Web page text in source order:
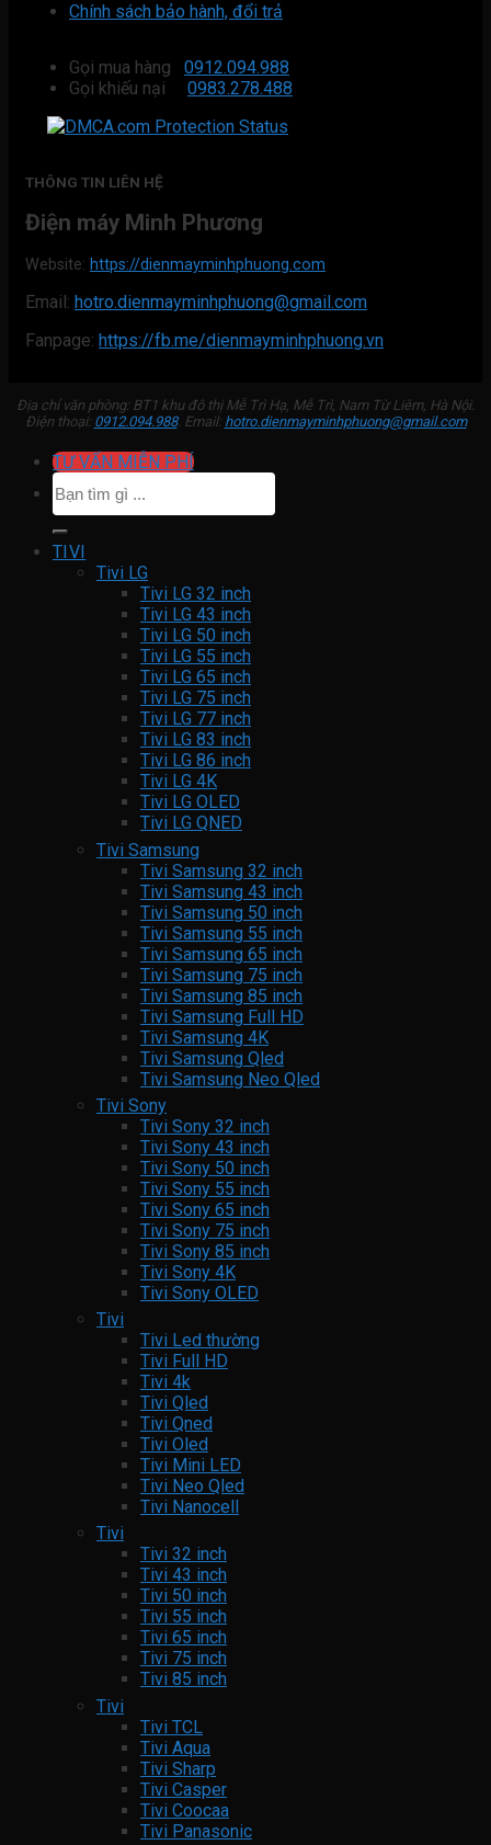
Chính sách bảo hành, đổi trả
Gọi mua hàng 0912.094.988
Gọi khiếu nại 0983.278.488
THÔNG TIN LIÊN HỆ
Điện máy Minh Phương
Website: https://dienmayminhphuong.com
Email: hotro.dienmayminhphuong@gmail.com
Fanpage: https://fb.me/dienmayminhphuong.vn
Địa chỉ văn phòng: BT1 khu đô thị Mễ Trì Hạ, Mễ Trì, Nam Từ Liêm, Hà Nội.
Điện thoại: 0912.094.988. Email: hotro.dienmayminhphuong@gmail.com
TƯ VẤN MIỄN PHÍ
Tìm
kiếm:
TIVI
Tivi LG
Tivi LG 32 inch
Tivi LG 43 inch
Tivi LG 50 inch
Tivi LG 55 inch
Tivi LG 65 inch
Tivi LG 75 inch
Tivi LG 77 inch
Tivi LG 83 inch
Tivi LG 86 inch
Tivi LG 4K
Tivi LG OLED
Tivi LG QNED
Tivi Samsung
Tivi Samsung 32 inch
Tivi Samsung 43 inch
Tivi Samsung 50 inch
Tivi Samsung 55 inch
Tivi Samsung 65 inch
Tivi Samsung 75 inch
Tivi Samsung 85 inch
Tivi Samsung Full HD
Tivi Samsung 4K
Tivi Samsung Qled
Tivi Samsung Neo Qled
Tivi Sony
Tivi Sony 32 inch
Tivi Sony 43 inch
Tivi Sony 50 inch
Tivi Sony 55 inch
Tivi Sony 65 inch
Tivi Sony 75 inch
Tivi Sony 85 inch
Tivi Sony 4K
Tivi Sony OLED
Tivi
Tivi Led thường
Tivi Full HD
Tivi 4k
Tivi Qled
Tivi Qned
Tivi Oled
Tivi Mini LED
Tivi Neo Qled
Tivi Nanocell
Tivi
Tivi 32 inch
Tivi 43 inch
Tivi 50 inch
Tivi 55 inch
Tivi 65 inch
Tivi 75 inch
Tivi 85 inch
Tivi
Tivi TCL
Tivi Aqua
Tivi Sharp
Tivi Casper
Tivi Coocaa
Tivi Panasonic